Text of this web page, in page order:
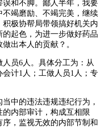
和不脚。鄙人半年，我要
竭磨励、不竭完美，继续
极协帮局带领搞好机关内
起色，为进一步做好药品
出本人的贡献？。
员6人。具体分工为：从
计1人；工做人员1人；专
中的违法违规违纪行为，
内部审计，构成互相限
，监视无效的内部节制和